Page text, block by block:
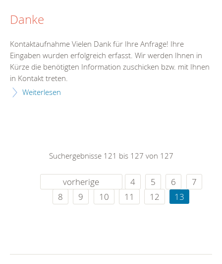
Danke
Kontaktaufnahme Vielen Dank für Ihre Anfrage! Ihre
Eingaben wurden erfolgreich erfasst. Wir werden Ihnen in
Kürze die benötigten Information zuschicken bzw. mit Ihnen
in Kontakt treten.
Weiterlesen
Suchergebnisse 121 bis 127 von 127
vorherige 4 5 6
7
8
9 10 11 12 13